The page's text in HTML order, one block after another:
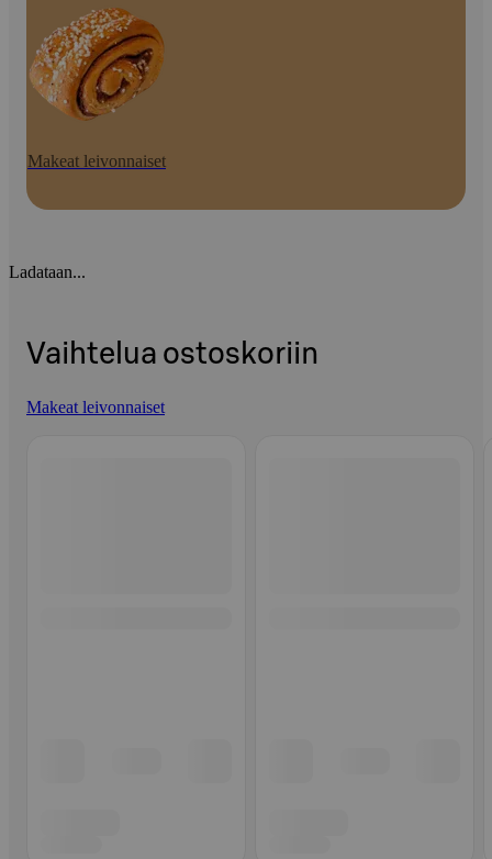
Makeat leivonnaiset
Ladataan...
Vaihtelua ostoskoriin
Makeat leivonnaiset